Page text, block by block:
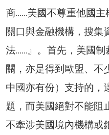
商……美國不尊重他國
關口與金融機構，搜集
法……』。首先，美國
關，亦是得到歐盟、不
中國亦有份）支持的，
題，而美國絕對不能阻
不牽涉美國境內機構或